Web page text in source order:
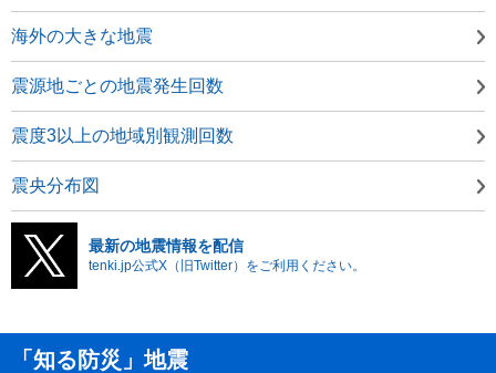
海外の大きな地震
震源地ごとの地震発生回数
震度3以上の地域別観測回数
震央分布図
最新の地震情報を配信
tenki.jp公式X（旧Twitter）をご利用ください。
「知る防災」地震